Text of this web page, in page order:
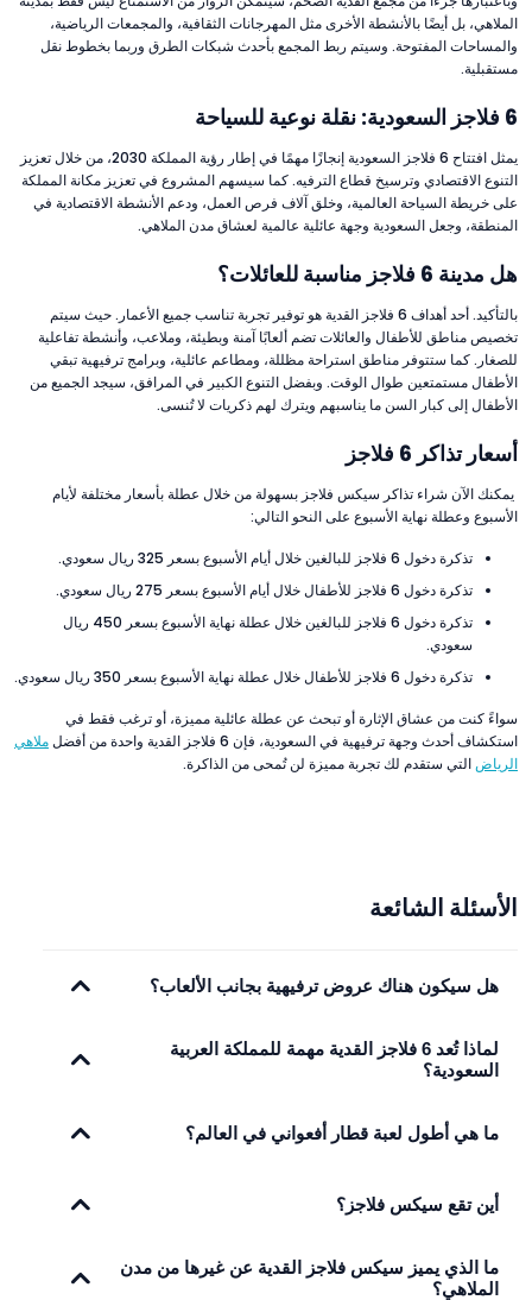
الملاهي، بل أيضًا بالأنشطة الأخرى مثل المهرجانات الثقافية، والمجمعات الرياضية،
والمساحات المفتوحة. وسيتم ربط المجمع بأحدث شبكات الطرق وربما بخطوط نقل
مستقبلية.
6 فلاجز السعودية: نقلة نوعية للسياحة
يمثل افتتاح 6 فلاجز السعودية إنجازًا مهمًا في إطار رؤية المملكة 2030، من خلال تعزيز
التنوع الاقتصادي وترسيخ قطاع الترفيه. كما سيسهم المشروع في تعزيز مكانة المملكة
على خريطة السياحة العالمية، وخلق آلاف فرص العمل، ودعم الأنشطة الاقتصادية في
المنطقة، وجعل السعودية وجهة عائلية عالمية لعشاق مدن الملاهي.
هل مدينة 6 فلاجز مناسبة للعائلات؟
بالتأكيد. أحد أهداف 6 فلاجز القدية هو توفير تجربة تناسب جميع الأعمار. حيث سيتم
تخصيص مناطق للأطفال والعائلات تضم ألعابًا آمنة وبطيئة، وملاعب، وأنشطة تفاعلية
للصغار. كما ستتوفر مناطق استراحة مظللة، ومطاعم عائلية، وبرامج ترفيهية تبقي
الأطفال مستمتعين طوال الوقت. وبفضل التنوع الكبير في المرافق، سيجد الجميع من
الأطفال إلى كبار السن ما يناسبهم ويترك لهم ذكريات لا تُنسى.
أسعار تذاكر 6 فلاجز
يمكنك الآن شراء تذاكر سيكس فلاجز بسهولة من خلال عطلة بأسعار مختلفة لأيام
الأسبوع وعطلة نهاية الأسبوع على النحو التالي:
تذكرة دخول 6 فلاجز للبالغين خلال أيام الأسبوع بسعر 325 ريال سعودي.
تذكرة دخول 6 فلاجز للأطفال خلال أيام الأسبوع بسعر 275 ريال سعودي.
تذكرة دخول 6 فلاجز للبالغين خلال عطلة نهاية الأسبوع بسعر 450 ريال
سعودي.
تذكرة دخول 6 فلاجز للأطفال خلال عطلة نهاية الأسبوع بسعر 350 ريال سعودي.
سواءً كنت من عشاق الإثارة أو تبحث عن عطلة عائلية مميزة، أو ترغب فقط في
استكشاف أحدث وجهة ترفيهية في السعودية، فإن 6 فلاجز القدية واحدة من أفضل
ملاهي
الرياضالتي ستقدم لك تجربة مميزة لن تُمحى من الذاكرة.
الأسئلة الشائعة
هل سيكون هناك عروض ترفيهية بجانب الألعاب؟
لماذا تُعد 6 فلاجز القدية مهمة للمملكة العربية
السعودية؟
ما هي أطول لعبة قطار أفعواني في العالم؟
أين تقع سيكس فلاجز؟
ما الذي يميز سيكس فلاجز القدية عن غيرها من مدن
الملاهي؟